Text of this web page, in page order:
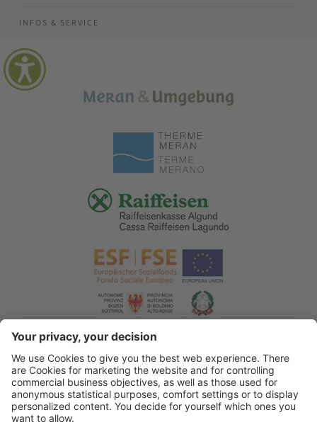
INFOS & SERVICE
© 2026 Tourismusverein Algund . Impressum .
Datenschutzerklärung . Barrierefreiheitserklärung . Sitemap .